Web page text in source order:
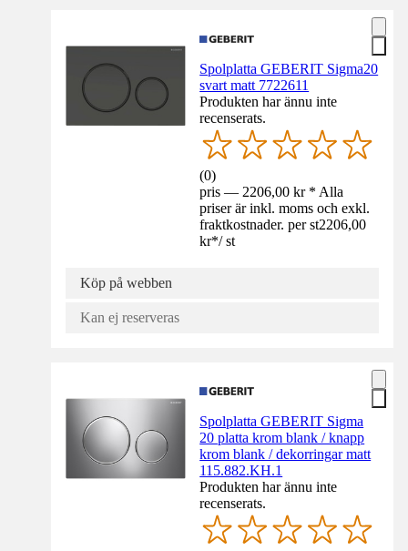
Spolplatta GEBERIT Sigma20
svart matt 7722611
Produkten har ännu inte
recenserats.
(0)
pris — 2206,00 kr * Alla
priser är inkl. moms och exkl.
fraktkostnader. per st2206,00
kr*/ st
Köp på webben
Kan ej reserveras
Spolplatta GEBERIT Sigma
20 platta krom blank / knapp
krom blank / dekorringar matt
115.882.KH.1
Produkten har ännu inte
recenserats.